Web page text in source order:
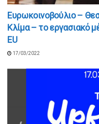
Ευρωκοινοβούλιο –
Κλίμα – το εργασιακό
EU
17/03/2022